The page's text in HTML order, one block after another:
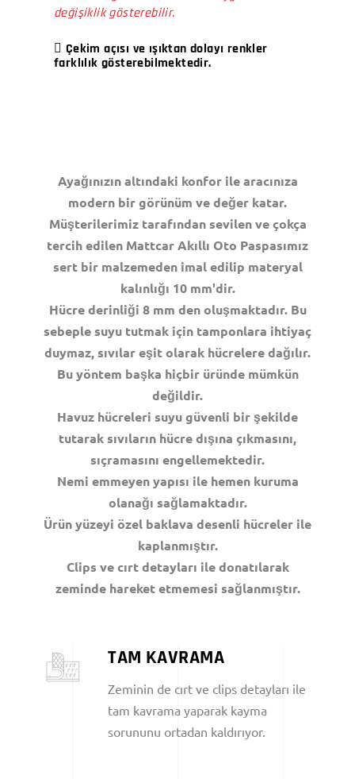
değişiklik gösterebilir.
Çekim açısı ve ışıktan dolayı renkler
farklılık gösterebilmektedir.
Ayağınızın altındaki konfor ile aracınıza
modern bir görünüm ve değer katar.
Müşterilerimiz tarafından sevilen ve çokça
tercih edilen Mattcar Akıllı Oto Paspasımız
sert bir malzemeden imal edilip materyal
kalınlığı 10 mm'dir.
Hücre derinliği 8 mm den oluşmaktadır. Bu
sebeple suyu tutmak için tamponlara ihtiyaç
duymaz, sıvılar eşit olarak hücrelere dağılır.
Bu yöntem başka hiçbir üründe mümkün
değildir.
Havuz hücreleri suyu güvenli bir şekilde
tutarak sıvıların hücre dışına çıkmasını,
sıçramasını engellemektedir.
Nemi emmeyen yapısı ile hemen kuruma
olanağı sağlamaktadır.
Ürün yüzeyi özel baklava desenli hücreler ile
kaplanmıştır.
Clips ve cırt detayları ile donatılarak
zeminde hareket etmemesi sağlanmıştır.
TAM KAVRAMA
Zeminin de cırt ve clips detayları ile
tam kavrama yaparak kayma
sorununu ortadan kaldırıyor.